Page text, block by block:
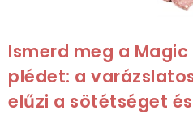
Ismerd meg a
plédet: a
elűzi a sötétséget